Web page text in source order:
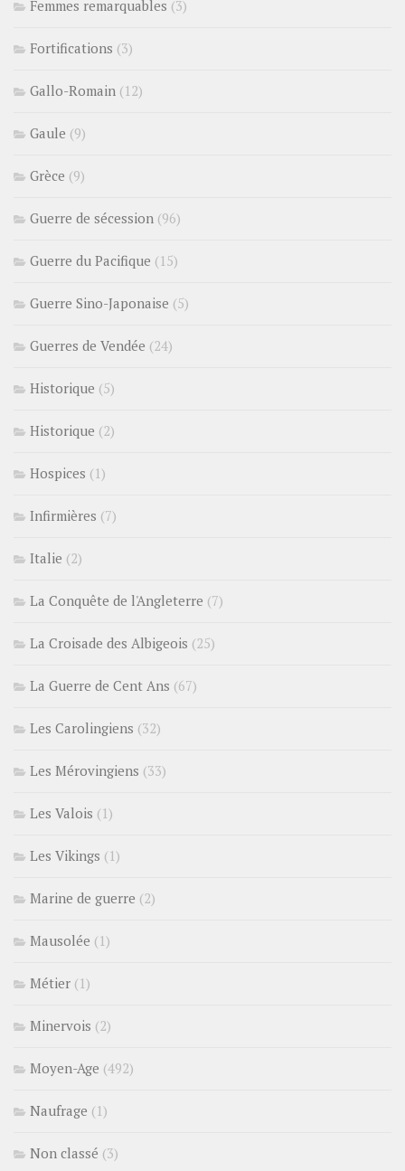
Femmes remarquables (3)
Fortifications (3)
Gallo-Romain (12)
Gaule (9)
Grèce (9)
Guerre de sécession (96)
Guerre du Pacifique (15)
Guerre Sino-Japonaise (5)
Guerres de Vendée (24)
Historique (5)
Historique (2)
Hospices (1)
Infirmières (7)
Italie (2)
La Conquête de l'Angleterre (7)
La Croisade des Albigeois (25)
La Guerre de Cent Ans (67)
Les Carolingiens (32)
Les Mérovingiens (33)
Les Valois (1)
Les Vikings (1)
Marine de guerre (2)
Mausolée (1)
Métier (1)
Minervois (2)
Moyen-Age (492)
Naufrage (1)
Non classé (3)